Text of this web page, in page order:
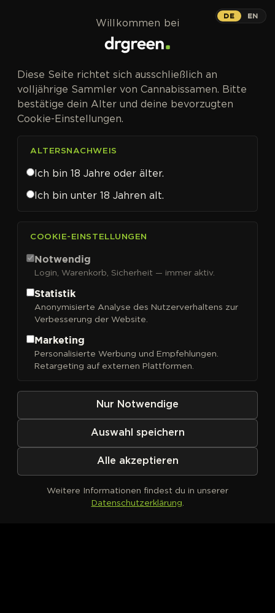
Sweet Seeds
Sortieren nach
Kein Produkt definiert
DE EN
Willkommen bei
Diese Seite richtet sich ausschließlich an
volljährige Sammler von Cannabissamen. Bitte
bestätige dein Alter und deine bevorzugten
Cookie-Einstellungen.
ALTERSNACHWEIS
Ich bin 18 Jahre oder älter.
Ich bin unter 18 Jahren alt.
COOKIE-EINSTELLUNGEN
Notwendig
Login, Warenkorb, Sicherheit — immer aktiv.
Statistik
Anonymisierte Analyse des Nutzerverhaltens zur
Verbesserung der Website.
Marketing
Personalisierte Werbung und Empfehlungen.
Retargeting auf externen Plattformen.
Nur Notwendige
Auswahl speichern
Alle akzeptieren
Weitere Informationen findest du in unserer
Datenschutzerklärung